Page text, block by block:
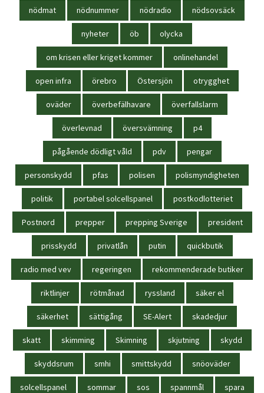
nödmat nödnummer nödradio nödsovsäck
nyheter öb olycka
om krisen eller kriget kommer onlinehandel
open infra örebro Östersjön otrygghet
oväder överbefälhavare överfallslarm
överlevnad översvämning p4
pågående dödligt våld pdv pengar
personskydd pfas polisen polismyndigheten
politik portabel solcellspanel postkodlotteriet
Postnord prepper prepping Sverige president
prisskydd privatlån putin quickbutik
radio med vev regeringen rekommenderade butiker
riktlinjer rötmånad ryssland säker el
säkerhet sättigång SE-Alert skadedjur
skatt skimming Skimning skjutning skydd
skyddsrum smhi smittskydd snöoväder
solcellspanel sommar sos spannmål spara